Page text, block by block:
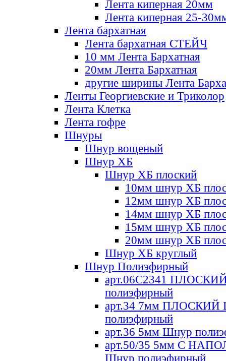
Лента киперная 20мм
Лента киперная 25-
Лента бархатная
Лента бархатная СТЕЙЧ
10 мм Лента Бархатная
20мм Лента Бархатная
другие ширины Лента
Ленты Георгиевские и Триколор
Лента Клетка
Лента гофре
Шнуры
Шнур вощеный
Шнур ХБ
Шнур ХБ плоский
10мм шнур ХБ
12мм шнур ХБ
14мм шнур ХБ
15мм шнур ХБ
20мм шнур ХБ
Шнур ХБ круглый
Шнур Полиэфирный
арт.06С2341
полиэфирный
арт.34 7мм ПЛОСКИЙ
полиэфирный
арт.36 5мм Шнур
арт.50/35 5мм С
Шнур полиэфирный